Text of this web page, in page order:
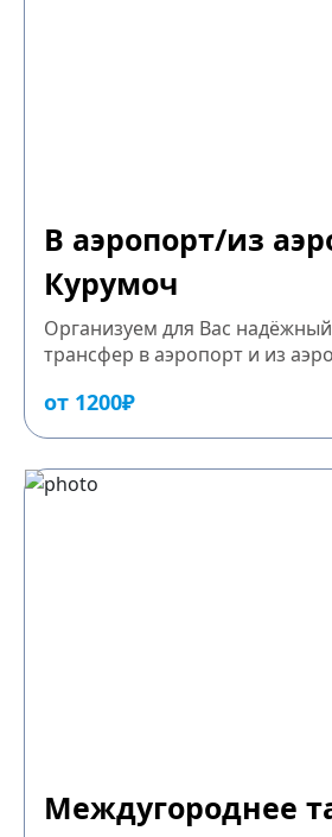
В аэропорт/из
Курумоч
Организуем для Вас
трансфер в аэропорт и из
от 1200₽
Междугороднее